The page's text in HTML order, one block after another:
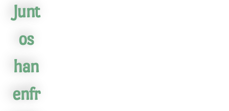
Junt
os
han
enfr